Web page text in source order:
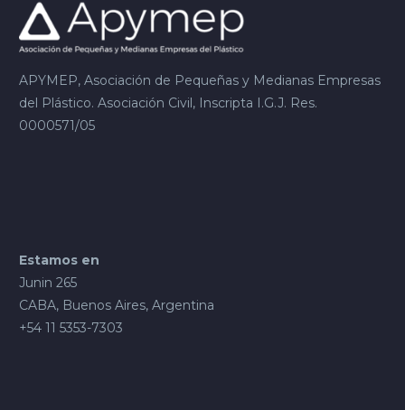
APYMEP, Asociación de Pequeñas y Medianas Empresas
del Plástico. Asociación Civil, Inscripta I.G.J. Res.
0000571/05
Estamos en
Junin 265
CABA, Buenos Aires, Argentina
+54 11 5353-7303